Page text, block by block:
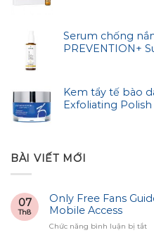
Serum chống
PREVENTION+
Kem tẩy tế bào
Exfoliating Polish
BÀI VIẾT MỚI
07
Th8
Only Free Fans
Mobile Access
Chức năng bình luận bị tắtở